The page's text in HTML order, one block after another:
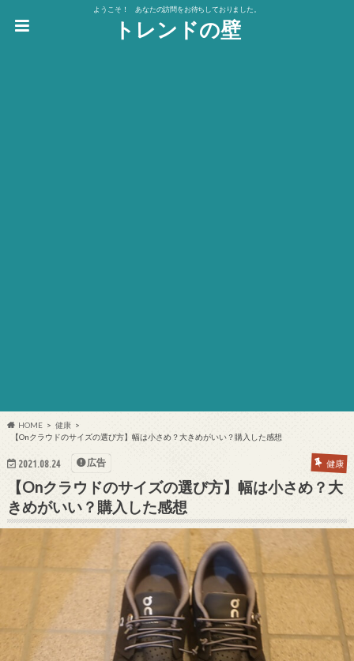
ようこそ！ あなたの訪問をお待ちしておりました。
トレンドの壁
HOME
健康
【Onクラウドのサイズの選び方】幅は小さめ？大きめがいい？購入した感想
2021.08.24 健康
広告
【Onクラウドのサイズの選び方】幅は小さめ？大
きめがいい？購入した感想